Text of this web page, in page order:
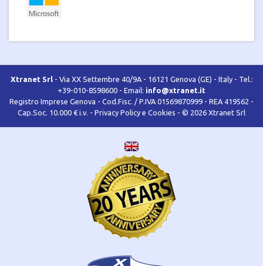
Xtranet Srl - Via XX Settembre 40/9A - 16121 Genova (GE) - Italy - Tel.:
+39-010-8598600 - Email: info@xtranet.it
Registro Imprese Genova - Cod.Fisc. / P.IVA 01569870999 - REA 419562 -
Cap.Soc. 10.000 € i.v. - Privacy Policy e Cookies - © 2026 Xtranet Srl